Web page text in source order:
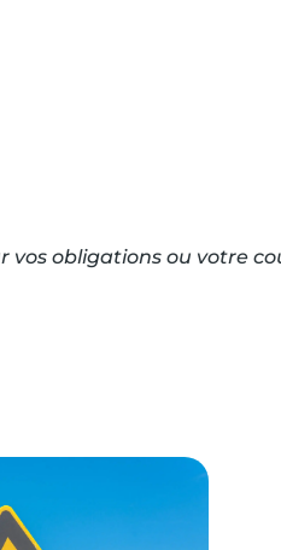
vos obligations ou votre